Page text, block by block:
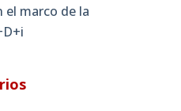
el marco de la